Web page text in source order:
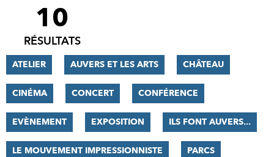
FILTRER
RÉSULTATS
10
RÉSULTATS
ATELIER AUVERS ET LES ARTS CHÂTEAU
CINÉMA CONCERT CONFÉRENCE
EVÈNEMENT EXPOSITION ILS FONT AUVERS...
LE MOUVEMENT IMPRESSIONNISTE PARCS